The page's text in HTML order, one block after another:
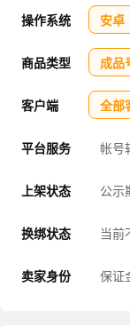
操作系统 安卓
商品类型 成品
客户端 全部
平台服务 帐号
上架状态 公示
换绑状态 当前
卖家身份 保证